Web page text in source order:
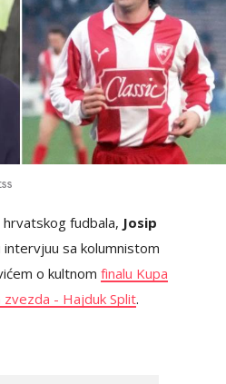
fudbala, Josip
sa kolumnistom
o kultnom finalu Kupa
- Hajduk Split.